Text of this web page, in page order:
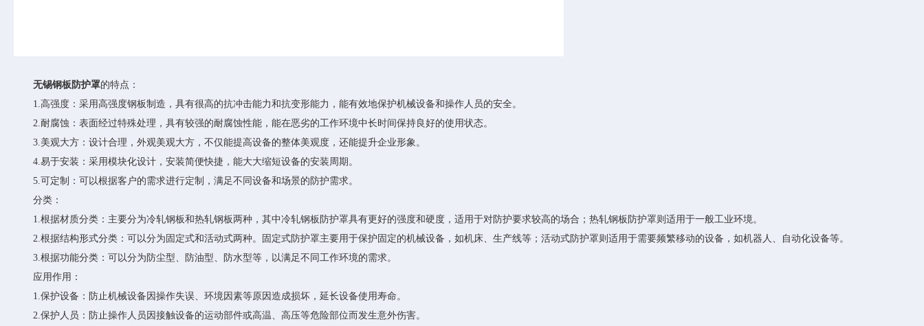
无锡钢板防护罩的特点：
1.高强度：采用高强度钢板制造，具有很高的抗冲击能力和抗变形能力，能有效地保护机械设备和操作人员的安全。
2.耐腐蚀：表面经过特殊处理，具有较强的耐腐蚀性能，能在恶劣的工作环境中长时间保持良好的使用状态。
3.美观大方：设计合理，外观美观大方，不仅能提高设备的整体美观度，还能提升企业形象。
4.易于安装：采用模块化设计，安装简便快捷，能大大缩短设备的安装周期。
5.可定制：可以根据客户的需求进行定制，满足不同设备和场景的防护需求。
分类：
1.根据材质分类：主要分为冷轧钢板和热轧钢板两种，其中冷轧钢板防护罩具有更好的强度和硬度，适用于对防护要求较高的场合；热轧钢板防护罩则适用于一般工业环境。
2.根据结构形式分类：可以分为固定式和活动式两种。固定式防护罩主要用于保护固定的机械设备，如机床、生产线等；活动式防护罩则适用于需要频繁移动的设备，如机器人、自动化设备等。
3.根据功能分类：可以分为防尘型、防油型、防水型等，以满足不同工作环境的需求。
应用作用：
1.保护设备：防止机械设备因操作失误、环境因素等原因造成损坏，延长设备使用寿命。
2.保护人员：防止操作人员因接触设备的运动部件或高温、高压等危险部位而发生意外伤害。